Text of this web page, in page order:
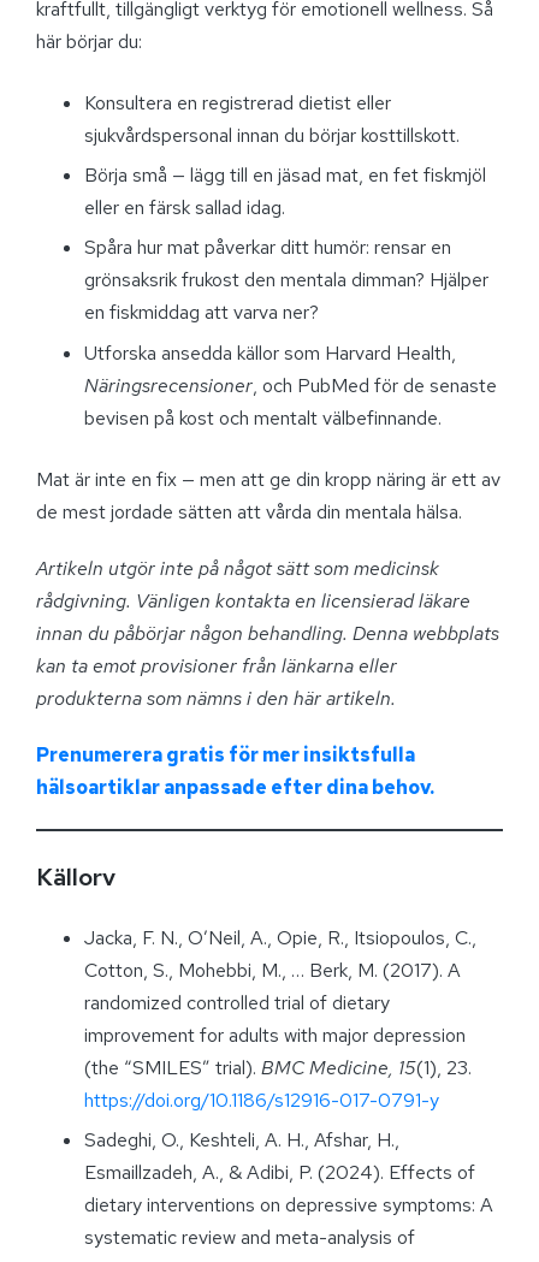
kraftfullt, tillgängligt verktyg för emotionell wellness. Så
här börjar du:
Konsultera en registrerad dietist eller
sjukvårdspersonal innan du börjar kosttillskott.
Börja små — lägg till en jäsad mat, en fet fiskmjöl
eller en färsk sallad idag.
Spåra hur mat påverkar ditt humör: rensar en
grönsaksrik frukost den mentala dimman? Hjälper
en fiskmiddag att varva ner?
Utforska ansedda källor som Harvard Health,
Näringsrecensioner, och PubMed för de senaste
bevisen på kost och mentalt välbefinnande.
Mat är inte en fix — men att ge din kropp näring är ett av
de mest jordade sätten att vårda din mentala hälsa.
Artikeln utgör inte på något sätt som medicinsk
rådgivning. Vänligen kontakta en licensierad läkare
innan du påbörjar någon behandling. Denna webbplats
kan ta emot provisioner från länkarna eller
produkterna som nämns i den här artikeln.
Prenumerera gratis för mer insiktsfulla
hälsoartiklar anpassade efter dina behov.
Källorv
Jacka, F. N., O’Neil, A., Opie, R., Itsiopoulos, C.,
Cotton, S., Mohebbi, M., … Berk, M. (2017). A
randomized controlled trial of dietary
improvement for adults with major depression
(the “SMILES” trial). BMC Medicine, 15(1), 23.
https://doi.org/10.1186/s12916-017-0791-y
Sadeghi, O., Keshteli, A. H., Afshar, H.,
Esmaillzadeh, A., & Adibi, P. (2024). Effects of
dietary interventions on depressive symptoms: A
systematic review and meta-analysis of